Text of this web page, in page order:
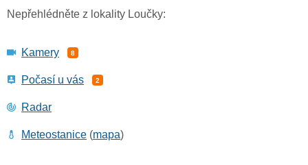
Nepřehlédněte z lokality Loučky:
Kamery 8
Počasí u vás 2
Radar
Meteostanice (mapa)